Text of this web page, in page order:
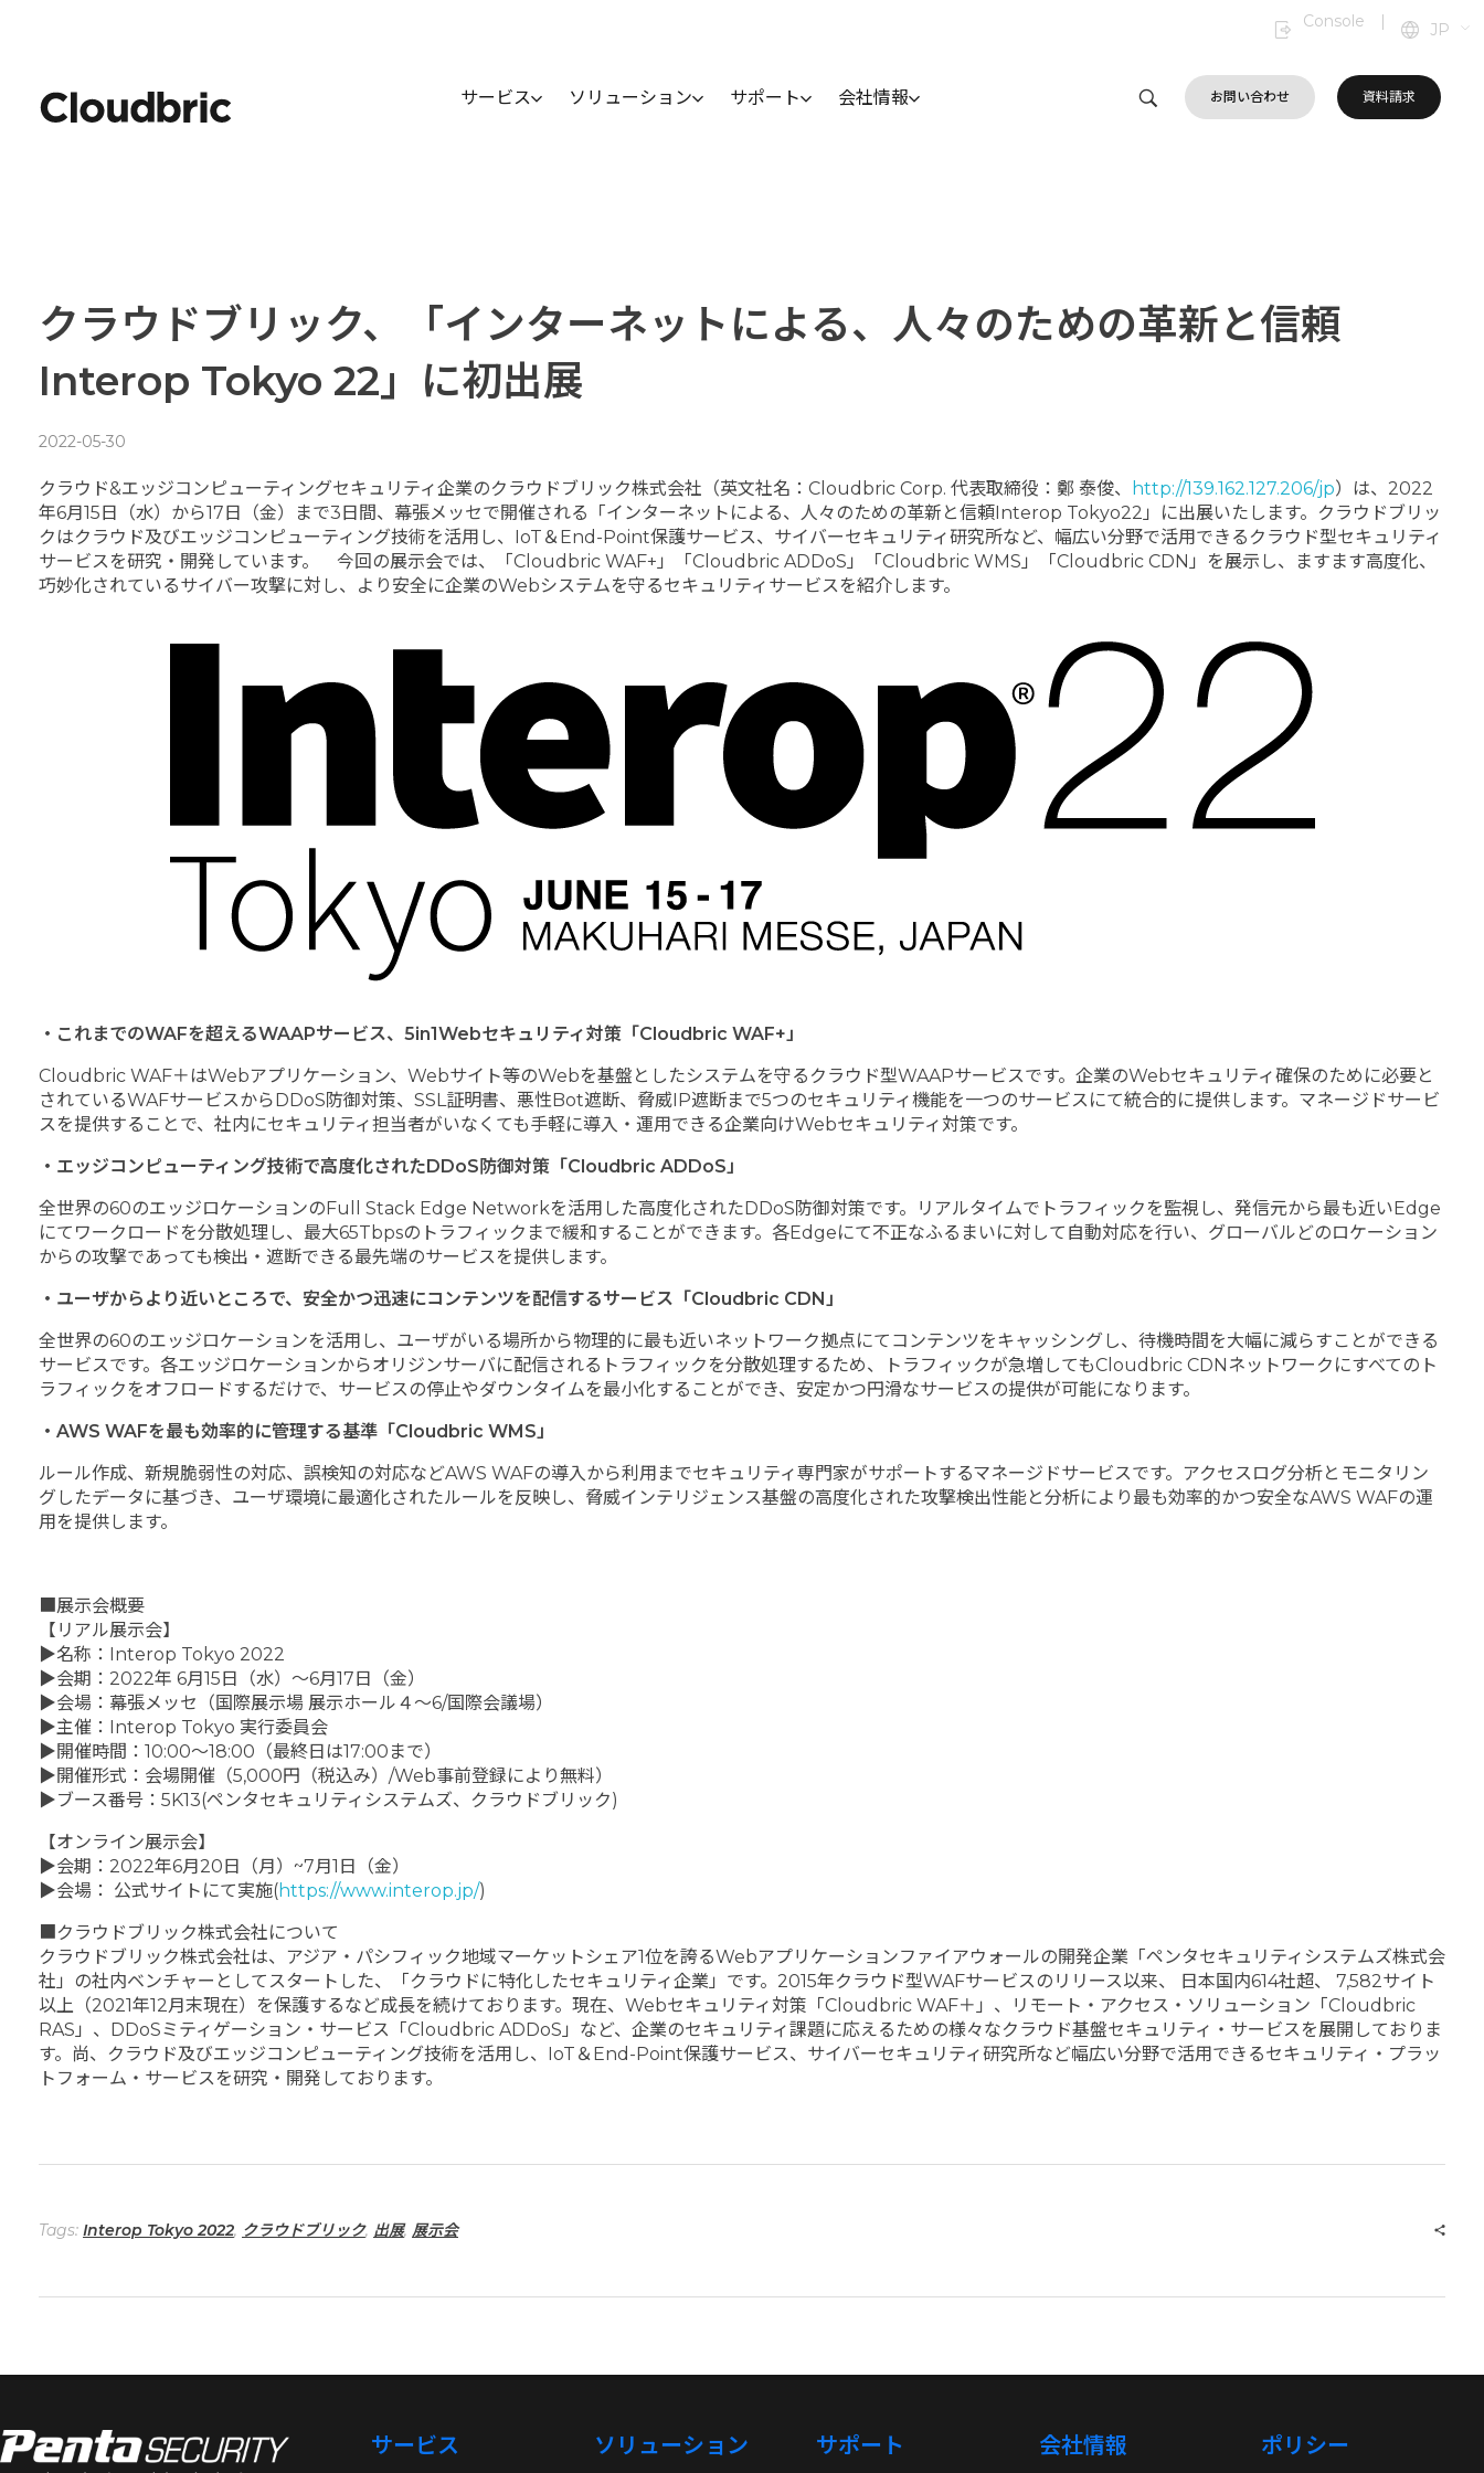
Console | JP
サービス ソリューション サポート 会社情報 お問い合わせ 資料請求
クラウドブリック、「インターネットによる、人々のための革新と信頼
Interop Tokyo 22」に初出展
2022-05-30
クラウド&エッジコンピューティングセキュリティ企業のクラウドブリック株式会社（英文社名：Cloudbric Corp. 代表取締役：鄭 泰俊、 http://139.162.127.206/jp）は、2022
年6月15日（水）から17日（金）まで3日間、幕張メッセで開催される「インターネットによる、人々のための革新と信頼Interop Tokyo22」に出展いたします。クラウドブリッ
クはクラウド及びエッジコンピューティング技術を活用し、IoT＆End-Point保護サービス、サイバーセキュリティ研究所など、幅広い分野で活用できるクラウド型セキュリティ
サービスを研究・開発しています。 今回の展示会では、「Cloudbric WAF+」「Cloudbric ADDoS」「Cloudbric WMS」「Cloudbric CDN」を展示し、ますます高度化、
巧妙化されているサイバー攻撃に対し、より安全に企業のWebシステムを守るセキュリティサービスを紹介します。
・これまでのWAFを超えるWAAPサービス、 5in1Webセキュリティ対策「Cloudbric WAF+ 」
Cloudbric WAF＋はWebアプリケーション、Webサイト等のWebを基盤としたシステムを守るクラウド型WAAPサービスです。企業のWebセキュリティ確保のために必要と
されているWAFサービスからDDoS防御対策、SSL証明書、悪性Bot遮断、脅威IP遮断まで5つのセキュリティ機能を一つのサービスにて統合的に提供します。マネージドサービ
スを提供することで、社内にセキュリティ担当者がいなくても手軽に導入・運用できる企業向けWebセキュリティ対策です。
・エッジコンピューティング技術で高度化されたDDoS 防御対策「Cloudbric ADDoS 」
全世界の60のエッジロケーションのFull Stack Edge Networkを活用した高度化されたDDoS防御対策です。リアルタイムでトラフィックを監視し、発信元から最も近いEdge
にてワークロードを分散処理し、最大65Tbpsのトラフィックまで緩和することができます。各Edgeにて不正なふるまいに対して自動対応を行い、グローバルどのロケーション
からの攻撃であっても検出・遮断できる最先端のサービスを提供します。
・ユーザからより近いところで、安全かつ迅速にコンテンツを配信するサービス「Cloudbric CDN 」
全世界の60のエッジロケーションを活用し、ユーザがいる場所から物理的に最も近いネットワーク拠点にてコンテンツをキャッシングし、待機時間を大幅に減らすことができる
サービスです。各エッジロケーションからオリジンサーバに配信されるトラフィックを分散処理するため、トラフィックが急増してもCloudbric CDNネットワークにすべてのト
ラフィックをオフロードするだけで、サービスの停止やダウンタイムを最小化することができ、安定かつ円滑なサービスの提供が可能になります。
・ AWS WAFを最も効率的に管理する基準「Cloudbric WMS 」
ルール作成、新規脆弱性の対応、誤検知の対応などAWS WAFの導入から利用までセキュリティ専門家がサポートするマネージドサービスです。アクセスログ分析とモニタリン
グしたデータに基づき、ユーザ環境に最適化されたルールを反映し、脅威インテリジェンス基盤の高度化された攻撃検出性能と分析により最も効率的かつ安全なAWS WAFの運
用を提供します。
■展示会概要
【リアル展示会】
▶名称：Interop Tokyo 2022
▶会期：2022年 6月15日（水）～6月17日（金）
▶会場：幕張メッセ（国際展示場 展示ホール４～6/国際会議場）
▶主催：Interop Tokyo 実行委員会
▶開催時間：10:00～18:00（最終日は17:00まで）
▶開催形式：会場開催（5,000円（税込み）/Web事前登録により無料）
▶ブース番号：5K13(ペンタセキュリティシステムズ、クラウドブリック)
【オンライン展示会】
▶会期：2022年6月20日（月）~7月1日（金）
▶会場： 公式サイトにて実施(https://www.interop.jp/)
■クラウドブリック株式会社について
クラウドブリック株式会社は、アジア・パシフィック地域マーケットシェア1位を誇るWebアプリケーションファイアウォールの開発企業「ペンタセキュリティシステムズ株式会
社」の社内ベンチャーとしてスタートした、「クラウドに特化したセキュリティ企業」です。2015年クラウド型WAFサービスのリリース以来、 日本国内614社超、 7,582サイト
以上（2021年12月末現在）を保護するなど成長を続けております。現在、Webセキュリティ対策「Cloudbric WAF＋」、リモート・アクセス・ソリューション「Cloudbric
RAS」、DDoSミティゲーション・サービス「Cloudbric ADDoS」など、企業のセキュリティ課題に応えるための様々なクラウド基盤セキュリティ・サービスを展開しておりま
す。尚、クラウド及びエッジコンピューティング技術を活用し、IoT＆End-Point保護サービス、サイバーセキュリティ研究所など幅広い分野で活用できるセキュリティ・プラッ
トフォーム・サービスを研究・開発しております。
Tags: Interop Tokyo 2022, クラウドブリック, 出展, 展示会
サービス ソリューション サポート 会社情報 ポリシー